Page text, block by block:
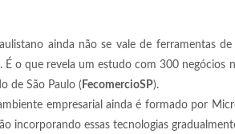
ainda não se vale de ferramentas de
o que revela um estudo com 300 negócios
de São Paulo ( FecomercioSP).
empresarial ainda é formado por
incorporando essas tecnologias